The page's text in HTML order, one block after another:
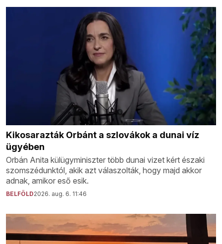
Kikosarazták Orbánt a szlovákok a dunai víz
ügyében
Orbán Anita külügyminiszter több dunai vizet kért északi
szomszédunktól, akik azt válaszolták, hogy majd akkor
adnak, amikor eső esik.
BELFÖLD2026. aug. 6. 11:46